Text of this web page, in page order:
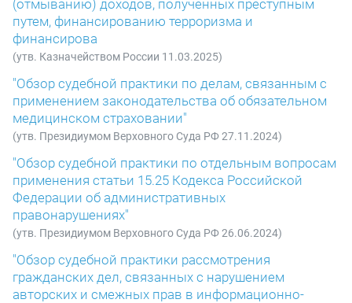
(отмыванию) доходов, полученных преступным
путем, финансированию терроризма и
финансирова
(утв. Казначейством России 11.03.2025)
"Обзор судебной практики по делам, связанным с
применением законодательства об обязательном
медицинском страховании"
(утв. Президиумом Верховного Суда РФ 27.11.2024)
"Обзор судебной практики по отдельным вопросам
применения статьи 15.25 Кодекса Российской
Федерации об административных
правонарушениях"
(утв. Президиумом Верховного Суда РФ 26.06.2024)
"Обзор судебной практики рассмотрения
гражданских дел, связанных с нарушением
авторских и смежных прав в информационно-